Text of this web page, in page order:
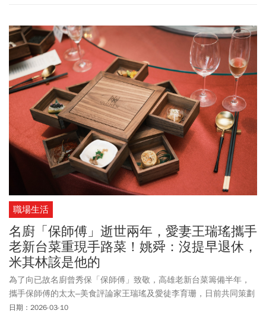
都、滋賀、奈良、和歌山、兵庫）料理精華，以完整會席形式搬上
台北餐桌。最大亮點為台灣少見的關西風壽喜燒，選用日本三大和
牛之一的滋賀縣A5頂級近江牛（BMS12），以「先煎後調味」的關
西料理手法，呈現油花融化、香氣釋放的視覺與味覺雙重體驗。
職場生活
名廚「保師傅」逝世兩年，愛妻王瑞瑤攜手
老新台菜重現手路菜！姚舜：沒提早退休，
米其林該是他的
為了向已故名廚曾秀保「保師傅」致敬，高雄老新台菜籌備半年，
攜手保師傅的太太–美食評論家王瑞瑤及愛徒李育珊，日前共同策劃
一場「曾秀保大師 一味永傳回味饗宴」，重現保師傅經典手路菜。
日期：2026-03-10